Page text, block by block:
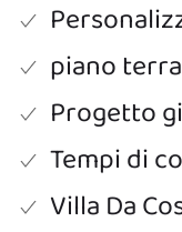
piano terra
Progetto
Tempi di
Villa Da